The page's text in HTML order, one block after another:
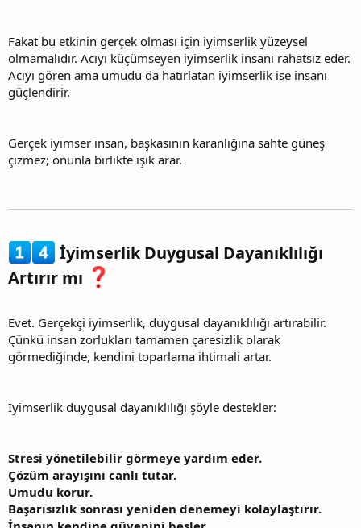
Fakat bu etkinin gerçek olması için iyimserlik yüzeysel
olmamalıdır. Acıyı küçümseyen iyimserlik insanı rahatsız eder.
Acıyı gören ama umudu da hatırlatan iyimserlik ise insanı
güçlendirir.
Gerçek iyimser insan, başkasının karanlığına sahte güneş
çizmez; onunla birlikte ışık arar.
İyimserlik Duygusal Dayanıklılığı
Artırır mı
Evet. Gerçekçi iyimserlik, duygusal dayanıklılığı artırabilir.
Çünkü insan zorlukları tamamen çaresizlik olarak
görmediğinde, kendini toparlama ihtimali artar.
İyimserlik duygusal dayanıklılığı şöyle destekler:
Stresi yönetilebilir görmeye yardım eder.
Çözüm arayışını canlı tutar.
Umudu korur.
Başarısızlık sonrası yeniden denemeyi kolaylaştırır.